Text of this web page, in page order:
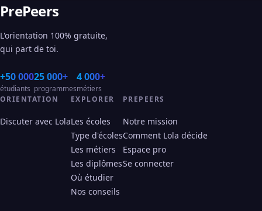
PrePeers
L'orientation 100% gratuite,
qui part de toi.
+50 000
étudiants
25 000+
programmes
4 000+
métiers
ORIENTATION
Discuter avec Lola
EXPLORER
Les écoles
Type d'écoles
Les métiers
Les diplômes
Où étudier
Nos conseils
PREPEERS
Notre mission
Comment Lola décide
Espace pro
Se connecter